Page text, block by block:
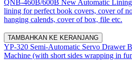
QNB-460B/600B New Automatic Lining
lining for perfect book covers, cover of
hanging calends, cover of box, file etc.
TAMBAHKAN KE KERANJANG
YP-320 Semi-Automatic Servo Drawer
Machine (with short sides wrapping in